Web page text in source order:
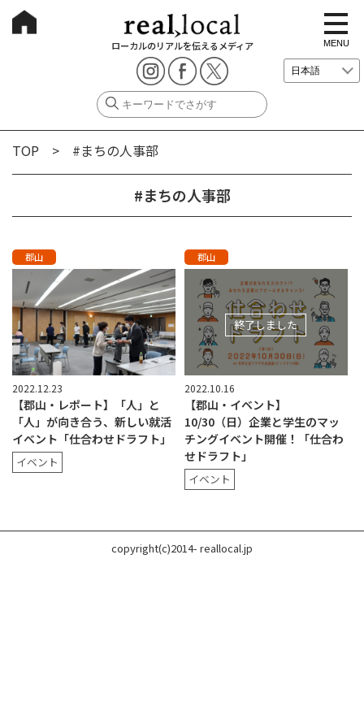
ローカルのリアルを伝えるメディア
t
o
g
g
e
i
i
MENU
TOP > #まちの人事部
#まちの人事部
郡山
2022.12.23
【郡山・レポート】「人」と
「人」が向き合う、新しい就活
イベント「仕合わせドラフト」
イベント
郡山
終了しました
2022.10.16
【郡山・イベント】
10/30（日）企業と学生のマッ
チングイベント開催！「仕合わ
せドラフト」
イベント
copyright(c)2014- reallocal.jp